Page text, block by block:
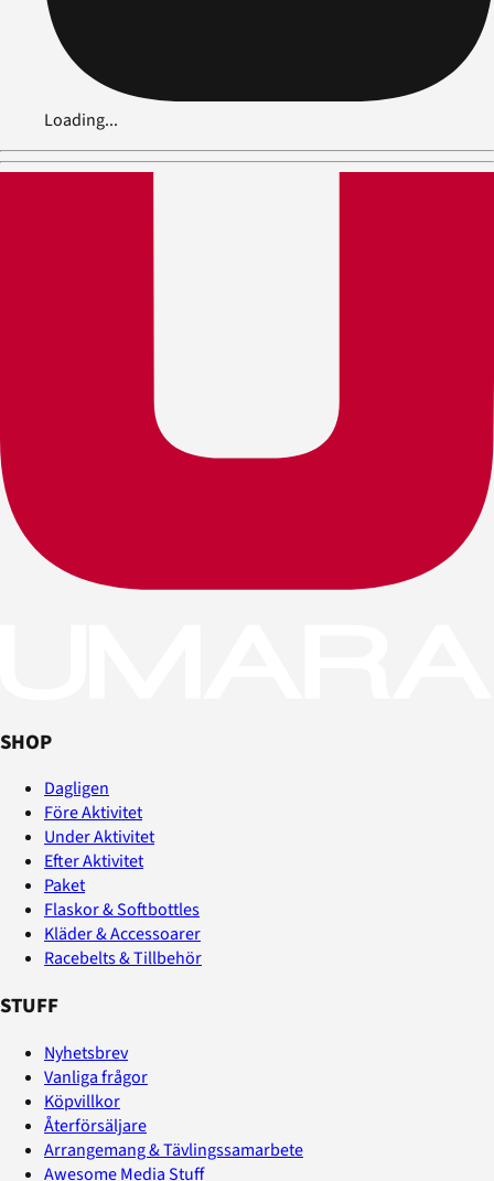
Loading...
SHOP
Dagligen
Före Aktivitet
Under Aktivitet
Efter Aktivitet
Paket
Flaskor & Softbottles
Kläder & Accessoarer
Racebelts & Tillbehör
STUFF
Nyhetsbrev
Vanliga frågor
Köpvillkor
Återförsäljare
Arrangemang & Tävlingssamarbete
Awesome Media Stuff